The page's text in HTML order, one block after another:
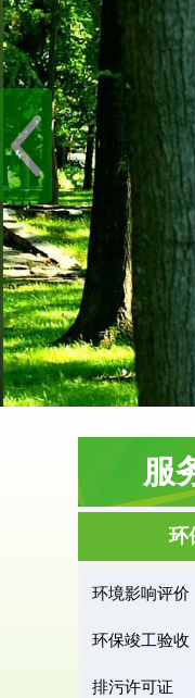
服
环
环境影响评价
环保竣工验收
排污许可证
服
环境
据《中华人民共和国
有关开发利